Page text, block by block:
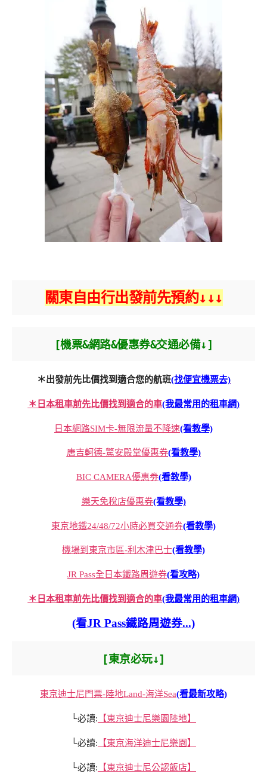
關東自由行出發前先預約↓↓↓
[機票&網路&優惠券&交通必備↓]
＊出發前先比價找到適合您的航班(找便宜機票去)
＊日本租車前先比價找到適合的車(我最常用的租車網)
日本網路SIM卡-無限流量不降速(看教學)
唐吉軻德-驚安殿堂優惠券(看教學)
BIC CAMERA優惠劵(看教學)
樂天免稅店優惠券(看教學)
東京地鐵24/48/72小時必買交通券(看教學)
機場到東京市區-利木津巴士(看教學)
JR Pass全日本鐵路周遊券(看攻略)
＊日本租車前先比價找到適合的車(我最常用的租車網)
(看JR Pass鐵路周遊券...)
[東京必玩↓]
東京迪士尼門票-陸地Land-海洋Sea(看最新攻略)
└必讀: 【東京迪士尼樂園陸地】
└必讀: 【東京海洋迪士尼樂園】
└必讀: 【東京迪士尼公認飯店】